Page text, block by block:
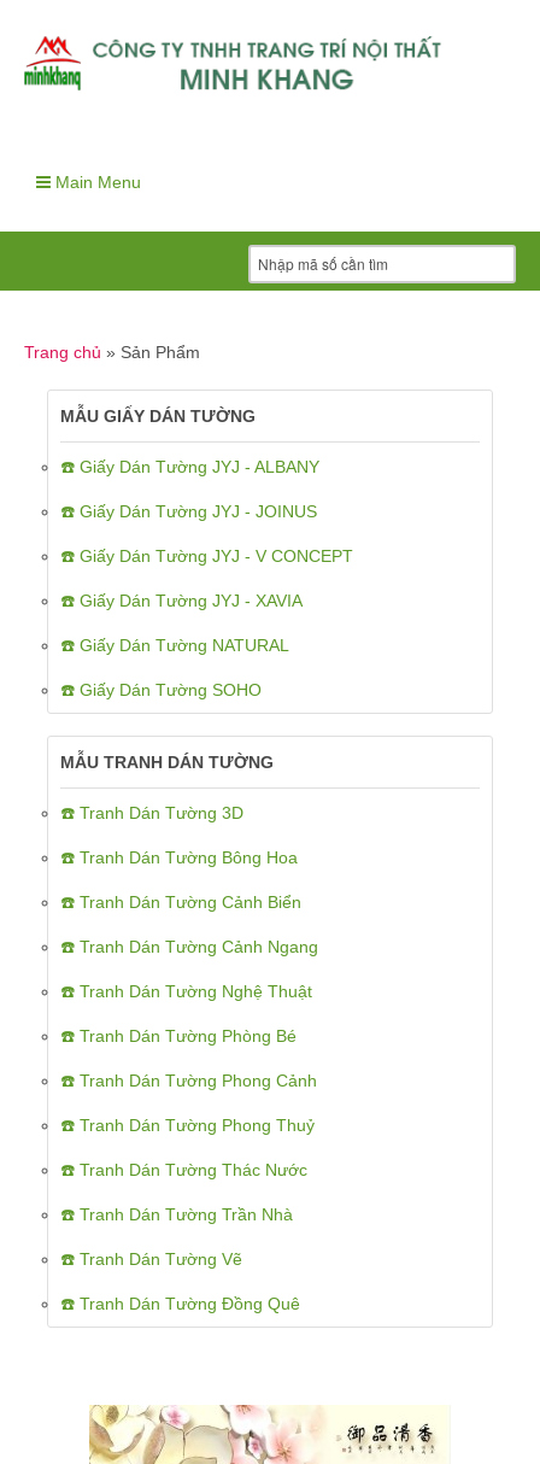
Main Menu
Trang chủ » Sản Phẩm
MẪU GIẤY DÁN TƯỜNG
☎️ Giấy Dán Tường JYJ - ALBANY
☎️ Giấy Dán Tường JYJ - JOINUS
☎️ Giấy Dán Tường JYJ - V CONCEPT
☎️ Giấy Dán Tường JYJ - XAVIA
☎️ Giấy Dán Tường NATURAL
☎️ Giấy Dán Tường SOHO
MẪU TRANH DÁN TƯỜNG
☎️ Tranh Dán Tường 3D
☎️ Tranh Dán Tường Bông Hoa
☎️ Tranh Dán Tường Cảnh Biển
☎️ Tranh Dán Tường Cảnh Ngang
☎️ Tranh Dán Tường Nghệ Thuật
☎️ Tranh Dán Tường Phòng Bé
☎️ Tranh Dán Tường Phong Cảnh
☎️ Tranh Dán Tường Phong Thuỷ
☎️ Tranh Dán Tường Thác Nước
☎️ Tranh Dán Tường Trần Nhà
☎️ Tranh Dán Tường Vẽ
☎️ Tranh Dán Tường Đồng Quê